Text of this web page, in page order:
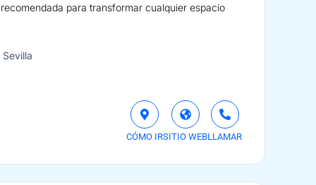
para transformar cualquier espacio
CÓMO IRSITIO WEBLLAMAR